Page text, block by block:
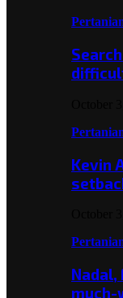
Kevin
much-